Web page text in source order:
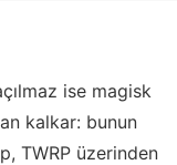
ise magisk
kalkar: bunun
TWRP üzerinden